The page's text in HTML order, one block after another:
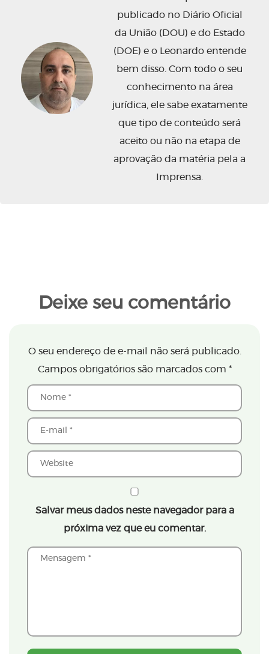
publicado no Diário Oficial
da União (DOU) e do Estado
(DOE) e o Leonardo entende
bem disso. Com todo o seu
conhecimento na área
jurídica, ele sabe exatamente
que tipo de conteúdo será
aceito ou não na etapa de
aprovação da matéria pela a
Imprensa.
Deixe seu comentário
O seu endereço de e-mail não será publicado.
Campos obrigatórios são marcados com *
Salvar meus dados neste navegador para a
próxima vez que eu comentar.